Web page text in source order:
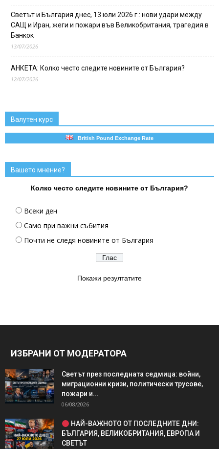
Светът и България днес, 13 юли 2026 г.: нови удари между
САЩ и Иран, жеги и пожари във Великобритания, трагедия в
Банкок
13/07/2026
АНКЕТА: Колко често следите новините от България?
12/07/2026
Валутен курс
British Pound Exchange Rate
Вашето мнение?
Колко често следите новините от България?
Всеки ден
Само при важни събития
Почти не следя новините от България
Покажи резултатите
ИЗБРАНИ ОТ МОДЕРАТОРА
Светът през последната седмица: войни,
миграционни кризи, политически трусове,
пожари и...
06/08/2026
НАЙ-ВАЖНОТО ОТ ПОСЛЕДНИТЕ ДНИ:
БЪЛГАРИЯ, ВЕЛИКОБРИТАНИЯ, ЕВРОПА И
СВЕТЪТ